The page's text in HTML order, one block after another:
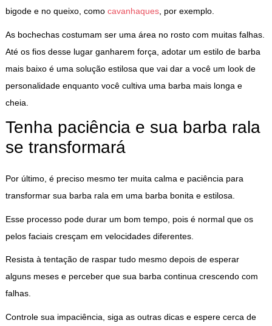
bigode e no queixo, como cavanhaques, por exemplo.
As bochechas costumam ser uma área no rosto com muitas falhas.
Até os fios desse lugar ganharem força, adotar um estilo de barba
mais baixo é uma solução estilosa que vai dar a você um look de
personalidade enquanto você cultiva uma barba mais longa e
cheia.
Tenha paciência e sua barba rala
se transformará
Por último, é preciso mesmo ter muita calma e paciência para
transformar sua barba rala em uma barba bonita e estilosa.
Esse processo pode durar um bom tempo, pois é normal que os
pelos faciais cresçam em velocidades diferentes.
Resista à tentação de raspar tudo mesmo depois de esperar
alguns meses e perceber que sua barba continua crescendo com
falhas.
Controle sua impaciência, siga as outras dicas e espere cerca de